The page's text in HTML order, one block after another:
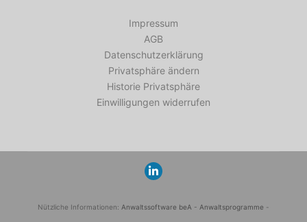
Impressum
AGB
Datenschutzerklärung
Privatsphäre ändern
Historie Privatsphäre
Einwilligungen widerrufen
Nützliche Informationen: Anwaltssoftware beA - Anwaltsprogramme -